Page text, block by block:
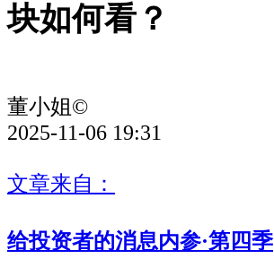
块如何看？
董小姐©
2025-11-06 19:31
文章来自：
给投资者的消息内参·第四季